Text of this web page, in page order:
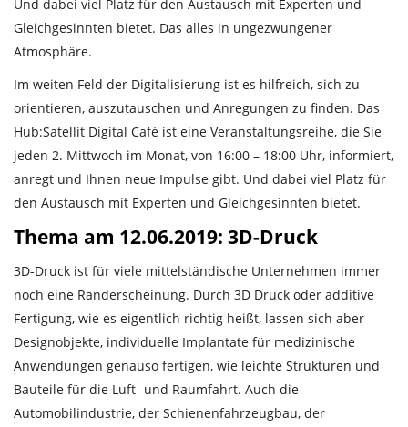
Und dabei viel Platz für den Austausch mit Experten und
Gleichgesinnten bietet. Das alles in ungezwungener
Atmosphäre.
Im weiten Feld der Digitalisierung ist es hilfreich, sich zu
orientieren, auszutauschen und Anregungen zu finden. Das
Hub:Satellit Digital Café ist eine Veranstaltungsreihe, die Sie
jeden 2. Mittwoch im Monat, von 16:00 – 18:00 Uhr, informiert,
anregt und Ihnen neue Impulse gibt. Und dabei viel Platz für
den Austausch mit Experten und Gleichgesinnten bietet.
Thema am 12.06.2019: 3D-Druck
3D-Druck ist für viele mittelständische Unternehmen immer
noch eine Randerscheinung. Durch 3D Druck oder additive
Fertigung, wie es eigentlich richtig heißt, lassen sich aber
Designobjekte, individuelle Implantate für medizinische
Anwendungen genauso fertigen, wie leichte Strukturen und
Bauteile für die Luft- und Raumfahrt. Auch die
Automobilindustrie, der Schienenfahrzeugbau, der